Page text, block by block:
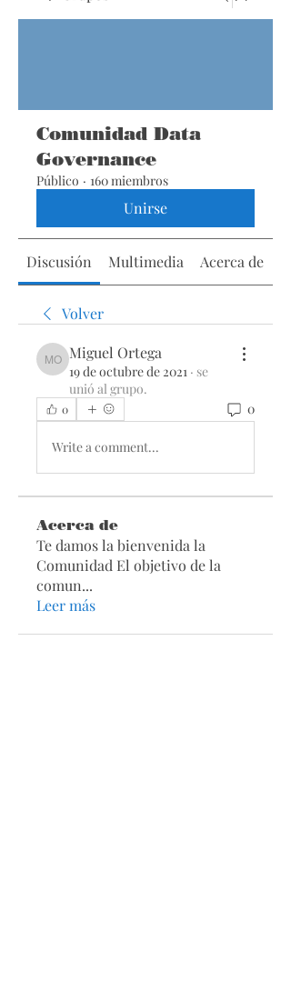
Comunidad Data
Governance
Público · 160 miembros
Unirse
Discusión Multimedia Acerca de
Volver
Miguel Ortega
Miguel Ortega
19 de octubre de 2021 · se
unió al grupo.
0 0
Write a comment...
Acerca de
Te damos la bienvenida la
Comunidad El objetivo de la
comun...
Leer más